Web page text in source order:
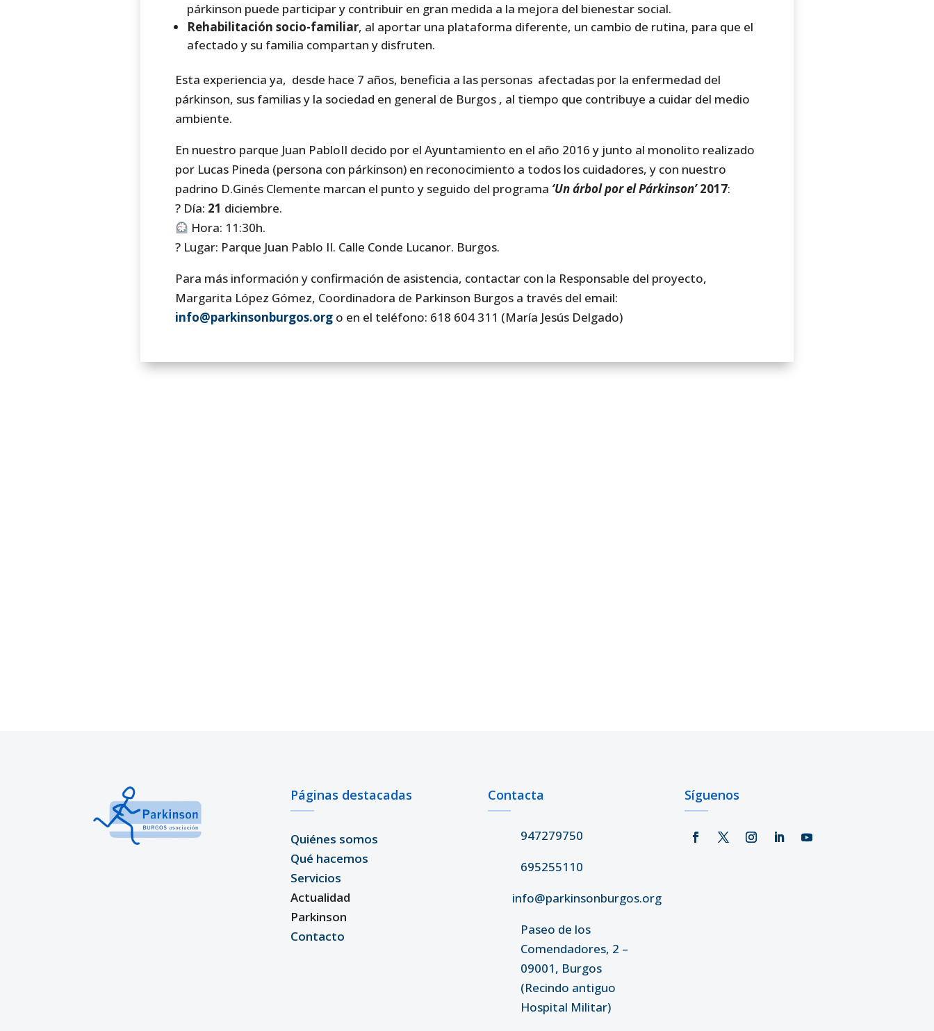
párkinson puede participar y contribuir en gran medida a la mejora del bienestar social.
Rehabilitación socio-familiar, al aportar una plataforma diferente, un cambio de rutina, para que el
afectado y su familia compartan y disfruten.
Esta experiencia ya, desde hace 7 años, beneficia a las personas afectadas por la enfermedad del
párkinson, sus familias y la sociedad en general de Burgos , al tiempo que contribuye a cuidar del medio
ambiente.
En nuestro parque Juan PabloII decido por el Ayuntamiento en el año 2016 y junto al monolito realizado
por Lucas Pineda (persona con párkinson) en reconocimiento a todos los cuidadores, y con nuestro
padrino D.Ginés Clemente marcan el punto y seguido del programa ‘Un árbol por el Párkinson’ 2017:
? Día: 21 ​ ​diciembre.
Hora: 11:30h.
? Lugar: Parque Juan Pablo II. Calle Conde Lucanor. Burgos.
Para más información y confirmación de asistencia, contactar con la Responsable del proyecto,
Margarita López Gómez, Coordinadora de Parkinson Burgos a través del email:
info@parkinsonburgos.orgo en el teléfono: 618 604 311 (María Jesús Delgado)
Páginas destacadas
Quiénes somos
Qué hacemos
Servicios
Actualidad
Parkinson
Contacto
Contacta
947279750
695255110
info@parkinsonburgos.org
Paseo de los
Comendadores, 2 –
09001, Burgos
(Recindo antiguo
Hospital Militar)
Síguenos